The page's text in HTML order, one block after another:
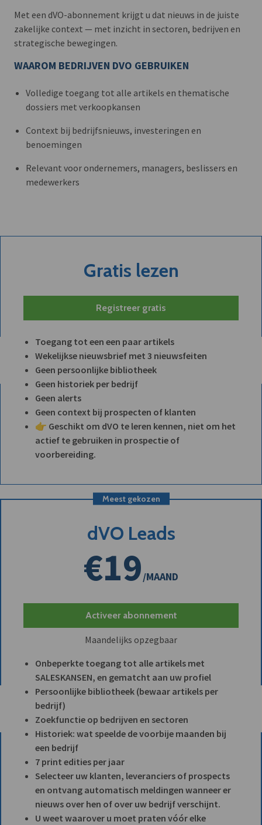
Met een dVO-abonnement krijgt u dat nieuws in de juiste
zakelijke context — met inzicht in sectoren, bedrijven en
strategische bewegingen.
WAAROM BEDRIJVEN DVO GEBRUIKEN
Volledige toegang tot alle artikels en thematische
dossiers met verkoopkansen
Context bij bedrijfsnieuws, investeringen en
benoemingen
Relevant voor ondernemers, managers, beslissers en
medewerkers
Gratis lezen
Registreer gratis
Toegang tot een een paar artikels
Wekelijkse nieuwsbrief met 3 nieuwsfeiten
Geen persoonlijke bibliotheek
Geen historiek per bedrijf
Geen alerts
Geen context bij prospecten of klanten
👉 Geschikt om dVO te leren kennen, niet om het
actief te gebruiken in prospectie of
voorbereiding.
Meest gekozen
dVO Leads
€19/MAAND
Activeer abonnement
Maandelijks opzegbaar
Onbeperkte toegang tot alle artikels met
SALESKANSEN, en gematcht aan uw profiel
Persoonlijke bibliotheek (bewaar artikels per
bedrijf)
Zoekfunctie op bedrijven en sectoren
Historiek: wat speelde de voorbije maanden bij
een bedrijf
7 print edities per jaar
Selecteer uw klanten, leveranciers of prospects
en ontvang automatisch meldingen wanneer er
nieuws over hen of over uw bedrijf verschijnt.
U weet waarover u moet praten vóór elke